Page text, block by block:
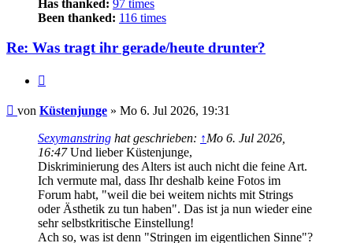
Has thanked: 97 times
Been thanked: 116 times
Re: Was tragt ihr gerade/heute drunter?
Beitrag
von Küstenjunge » Mo 6. Jul 2026, 19:31
Sexymanstring hat geschrieben: ↑Mo 6. Jul 2026,
16:47Und lieber Küstenjunge,
Diskriminierung des Alters ist auch nicht die feine Art.
Ich vermute mal, dass Ihr deshalb keine Fotos im
Forum habt, "weil die bei weitem nichts mit Strings
oder Ästhetik zu tun haben". Das ist ja nun wieder eine
sehr selbstkritische Einstellung!
Ach so, was ist denn "Stringen im eigentlichen Sinne"?